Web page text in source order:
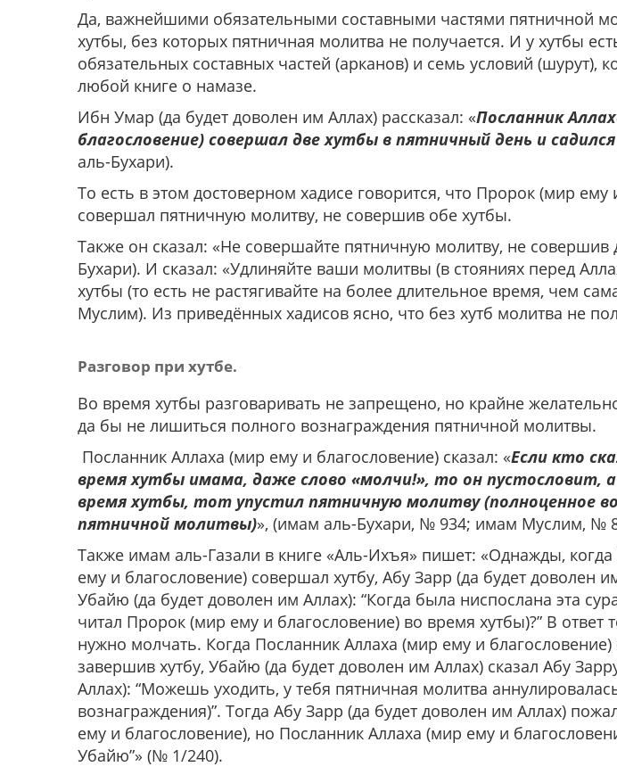
Да, важнейшими обязательными составными частями пятничной
хутбы, без которых пятничная молитва не получается. И у хутбы
обязательных составных частей (арканов) и семь условий (шурут),
любой книге о намазе.
Ибн Умар (да будет доволен им Аллах) рассказал: «Посланник
благословение) совершал две хутбы в пятничный день и
аль-Бухари).
То есть в этом достоверном хадисе говорится, что Пророк (мир ему
совершал пятничную молитву, не совершив обе хутбы.
Также он сказал: «Не совершайте пятничную молитву, не совершив
Бухари). И сказал: «Удлиняйте ваши молитвы (в стояниях перед
хутбы (то есть не растягивайте на более длительное время, чем
Муслим). Из приведённых хадисов ясно, что без хутб молитва не
Разговор при хутбе.
Во время хутбы разговаривать не запрещено, но крайне
да бы не лишиться полного вознаграждения пятничной молитвы.
Посланник Аллаха (мир ему и благословение) сказал: «Если кто
время хутбы имама, даже слово «молчи!», то он пустословит,
время хутбы, тот упустил пятничную молитву (полноценное
пятничной молитвы)», (имам аль-Бухари, № 934; имам Муслим, №
Также имам аль-Газали в книге «Аль-Ихъя» пишет: «Однажды,
ему и благословение) совершал хутбу, Абу Зарр (да будет доволен
Убайю (да будет доволен им Аллах): “Когда была ниспослана эта
читал Пророк (мир ему и благословение) во время хутбы)?” В ответ
нужно молчать. Когда Посланник Аллаха (мир ему и благословение)
завершив хутбу, Убайю (да будет доволен им Аллах) сказал Абу
Аллах): “Можешь уходить, у тебя пятничная молитва
вознаграждения)”. Тогда Абу Зарр (да будет доволен им Аллах)
ему и благословение), но Посланник Аллаха (мир ему и
Убайю”» (№ 1/240).